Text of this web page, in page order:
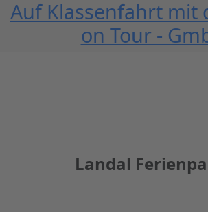
Auf Klassenfahrt mit
on Tour -
Landal